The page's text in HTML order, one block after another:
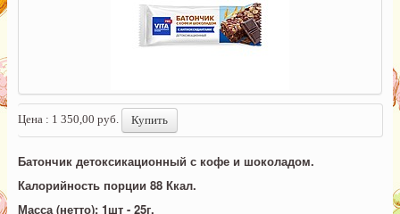
Цена : 1 350,00 руб. Купить
Батончик детоксикационный с кофе и шоколадом.
Калорийность порции 88 Ккал.
Масса (нетто): 1шт - 25г.